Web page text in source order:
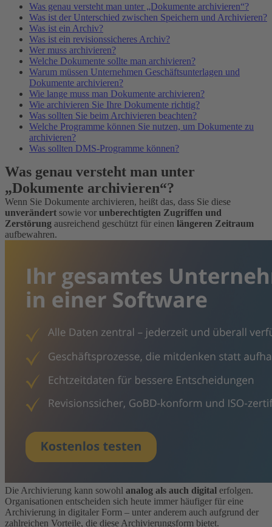
Was genau versteht man unter „Dokumente archivieren“?
Was ist der Unterschied zwischen Speichern und Archivieren?
Was ist ein Archiv?
Was ist ein revisionssicheres Archiv?
Wer muss archivieren?
Welche Dokumente sollte man archivieren?
Warum müssen Unternehmen Geschäftsunterlagen und
Dokumente archivieren?
Wie lange muss man Dokumente archivieren?
Wie archivieren Sie Ihre Dokumente richtig?
Was sollten Sie beim Archivieren beachten?
Welche Programme können Sie nutzen, um Dokumente zu
archivieren?
Was sollten DMS-Programme können?
Was genau versteht man unter
„Dokumente archivieren“?
Wenn Sie Dokumente archivieren, heißt das, dass Sie diese
unverändert sowie vor unberechtigten Zugriffen und
Zerstörung ausreichend geschützt für einen längeren Zeitraum
aufbewahren.
Die Archivierung kann sowohl analog als auch digital erfolgen.
Organisationen entscheiden sich heute immer häufiger für eine
Archivierung in digitaler Form – unter anderem auch aufgrund der
zahlreichen Vorteile, die diese Archivierungsform bietet.